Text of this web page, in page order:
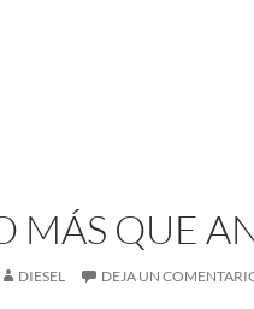
MÁS QUE
DIESEL DEJA UN